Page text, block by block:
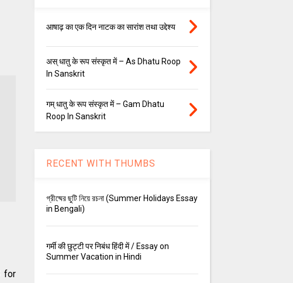
for
आषाढ़ का एक दिन नाटक का सारांश तथा उद्देश्य
अस् धातु के रूप संस्कृत में – As Dhatu Roop
In Sanskrit
गम् धातु के रूप संस्कृत में – Gam Dhatu
Roop In Sanskrit
RECENT WITH THUMBS
গ্রীষ্মের ছুটি নিয়ে রচনা (Summer Holidays Essay
in Bengali)
गर्मी की छुट्टी पर निबंध हिंदी में / Essay on
Summer Vacation in Hindi